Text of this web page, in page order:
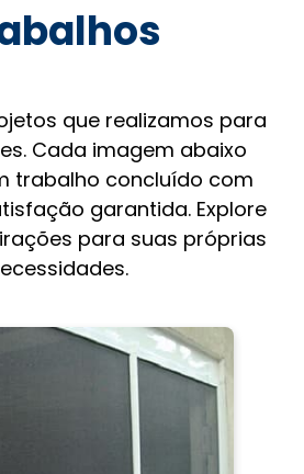
que realizamos para
Cada imagem abaixo
trabalho concluído com
garantida. Explore
para suas próprias